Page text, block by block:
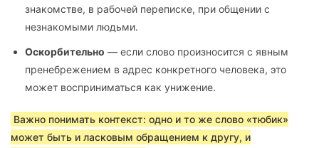
знакомстве, в рабочей переписке, при общении с
незнакомыми людьми.
Оскорбительно — если слово произносится с явным
пренебрежением в адрес конкретного человека, это
может восприниматься как унижение.
Важно понимать контекст: одно и то же слово «тюбик»
может быть и ласковым обращением к другу, и